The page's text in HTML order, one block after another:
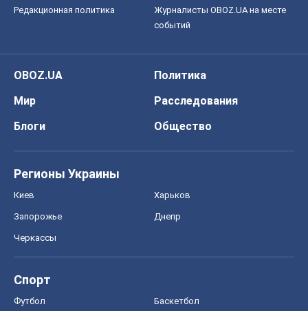
Редакционная политика
Журналисты OBOZ.UA на месте
событий
OBOZ.UA
Политика
Мир
Расследования
Блоги
Общество
Регионы Украины
Киев Харьков
Запорожье Днепр
Черкассы
Спорт
Футбол Баскетбол